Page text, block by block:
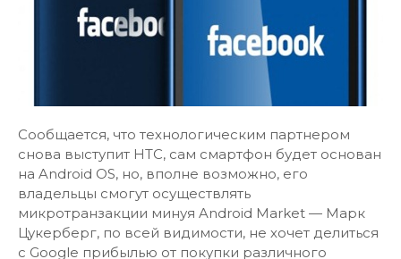
Сообщается, что технологическим партнером
снова выступит HTC, сам смартфон будет основан
на Android OS, но, вполне возможно, его
владельцы смогут осуществлять
микротранзакции минуя Android Market — Марк
Цукерберг, по всей видимости, не хочет делиться
с Google прибылью от покупки различного